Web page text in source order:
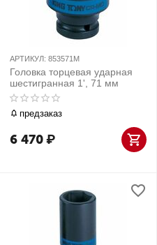
АРТИКУЛ: 853571M
Головка торцевая ударная
шестигранная 1', 71 мм
предзаказ
6 470₽